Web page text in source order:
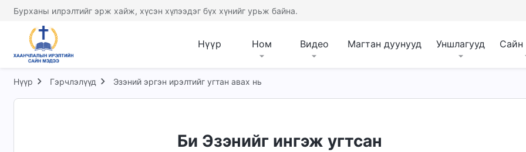
Бурханы илрэлтийг эрж хайж, хүсэн хүлээдэг бүх хүнийг урьж байна.
Нүүр Ном Видео Магтан дуунууд Уншлагууд Сайн
Нүүр Гэрчлэлүүд Эзэний эргэн ирэлтийг угтан авах нь
Би Эзэнийг ингэж угтсан